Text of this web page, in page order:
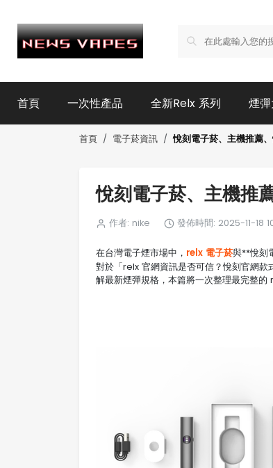
首頁 一次性產品 全新Relx 系列 煙
首頁 電子菸資訊 悅刻電子菸、主機推薦
悅刻電子菸、主機推
作者: nike 發佈時間: 2025-11-18
在台灣電子煙市場中， relx 電子菸與**悅刻
對於「relx 官網資訊是否可信？悅刻官網款
解最新煙彈規格，本篇將一次整理最完整的